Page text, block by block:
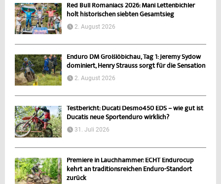
Red Bull Romaniacs 2026: Mani Lettenbichler
holt historischen siebten Gesamtsieg
2. August 2026
Enduro DM Großlöbichau, Tag 1: Jeremy Sydow
dominiert, Henry Strauss sorgt für die Sensation
2. August 2026
Testbericht: Ducati Desmo450 EDS – wie gut ist
Ducatis neue Sportenduro wirklich?
31. Juli 2026
Premiere in Lauchhammer: ECHT Endurocup
kehrt an traditionsreichen Enduro-Standort
zurück